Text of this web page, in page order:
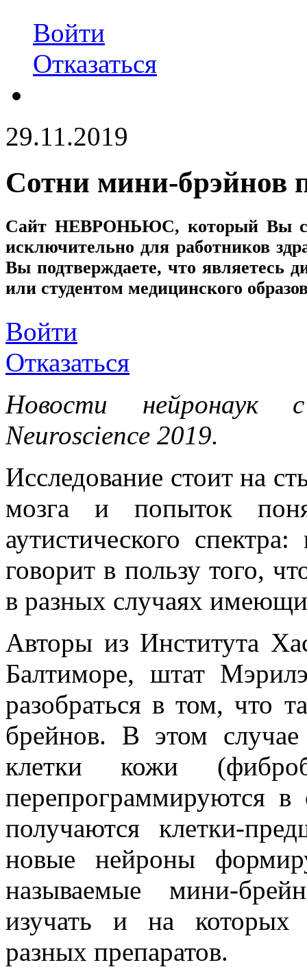
Войти
Отказаться
29.11.2019
Сотни мини-брэйнов
Сайт НЕВРОНЬЮС, который Вы
исключительно для работников
Вы подтверждаете, что являетесь
или студентом медицинского
Войти
Отказаться
Новости нейронаук
Neuroscience 2019.
Исследование стоит на
мозга и попыток
аутистического
говорит в пользу того,
в разных случаях
Авторы из Института
Балтиморе, штат
разобраться в том, что
брейнов. В этом случае
клетки кожи
перепрограммируются в
получаются клетки-
новые нейроны
называемые мини-
изучать и на которых
разных препаратов.